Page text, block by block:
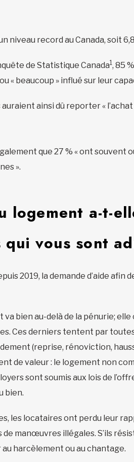
niveau record au Canada, soit
de Statistique Canada1, 85
« beaucoup » influé sur leur
ainsi dû reporter «
que 27 % « ont souvent
».
logement a-t-
qui vous sont
2019, la demande d’aide
va bien au-delà de la pénurie;
Ces derniers tentent par
(reprise, rénoviction,
de valeur : le logement non
sont soumis aux lois de
bien.
les locataires ont perdu leur
de manœuvres illégales. S’ils
au harcèlement ou au chantage.